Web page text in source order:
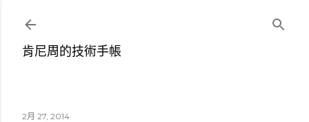
肯尼周的技術手帳
2月 27, 2014